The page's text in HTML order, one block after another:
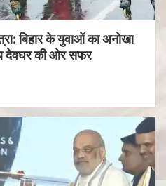
बिहार के युवाओं का अनोखा
देवघर की ओर सफर